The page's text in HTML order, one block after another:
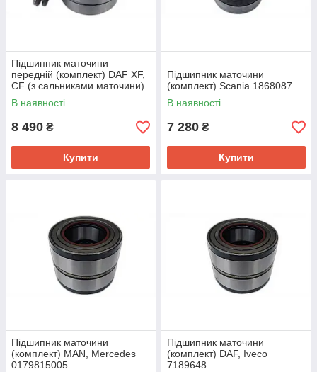
Підшипник маточини
передній (комплект) DAF XF,
CF (з сальниками маточини)
566864.H195
В наявності
8 490 ₴
Купити
Підшипник маточини
(комплект) Scania 1868087
В наявності
7 280 ₴
Купити
Підшипник маточини
(комплект) MAN, Mercedes
0179815005
Підшипник маточини
(комплект) DAF, Iveco
7189648